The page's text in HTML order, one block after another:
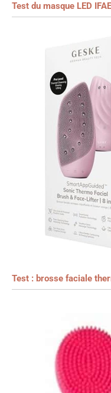
Test du masque LED
Test : brosse faciale